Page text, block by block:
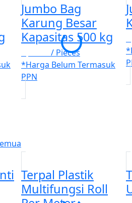
Jumbo Bag
Karung Besar
Kapasitas 500 kg
/ Pieces
*Harga Belum Termasuk
PPN
Terpal Plastik
Multifungsi Roll